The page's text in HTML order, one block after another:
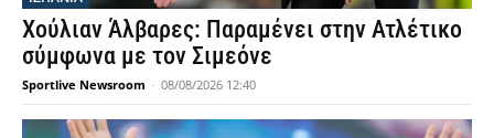
Χούλιαν Άλβαρες: Παραμένει στην Ατλέτικο
σύμφωνα με τον Σιμεόνε
Sportlive Newsroom - 08/08/2026 12:40